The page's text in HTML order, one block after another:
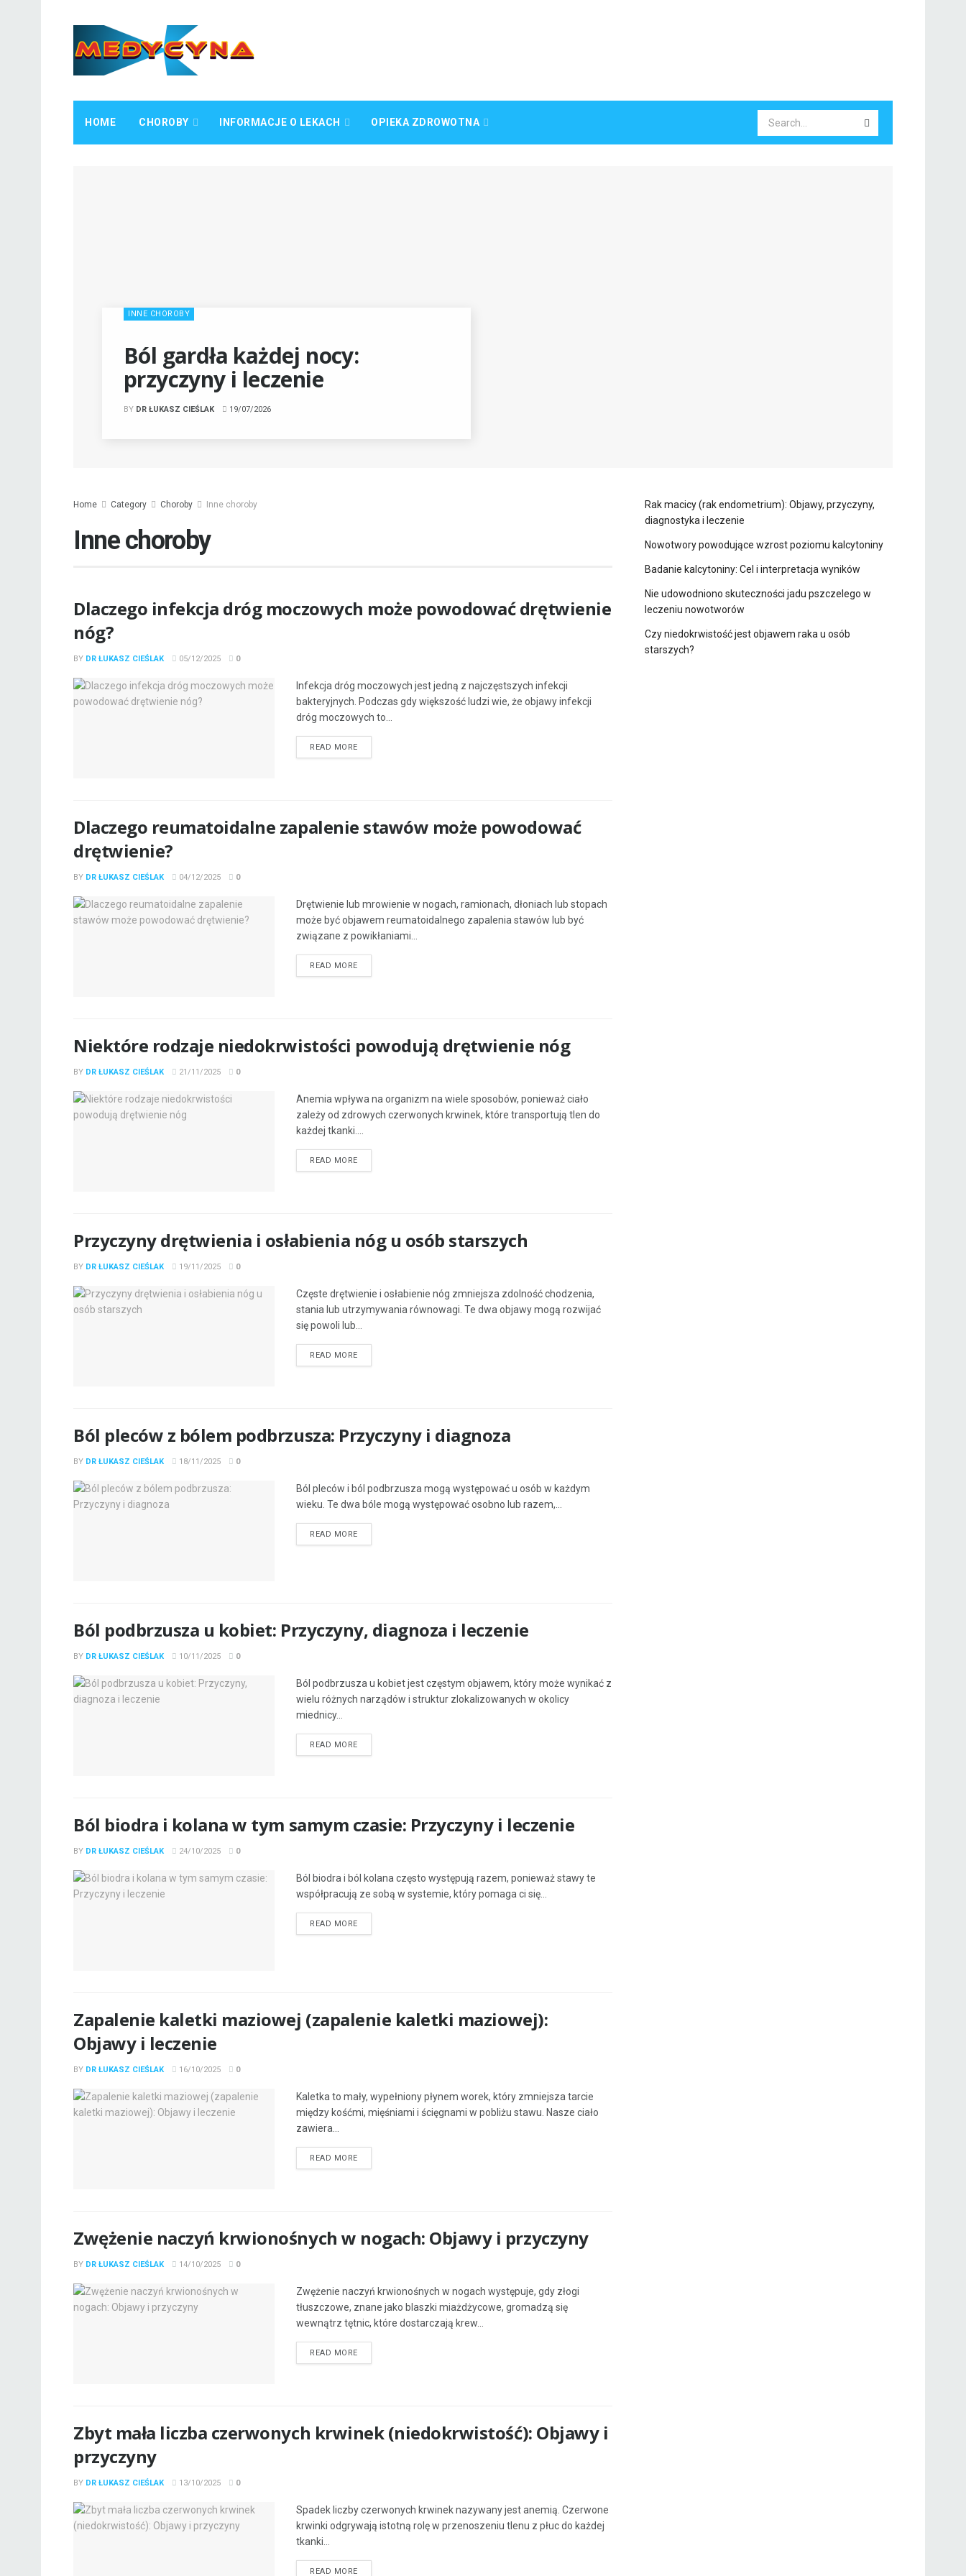
HOME CHOROBY INFORMACJE O LEKACH OPIEKA ZDROWOTNA
INNE CHOROBY
Ból gardła każdej nocy:
przyczyny i leczenie
BY DR ŁUKASZ CIEŚLAK 19/07/2026
Home Category Choroby Inne choroby
Inne choroby
Dlaczego infekcja dróg moczowych może powodować drętwienie
nóg?
BY DR ŁUKASZ CIEŚLAK 05/12/2025 0
Infekcja dróg moczowych jest jedną z najczęstszych infekcji
bakteryjnych. Podczas gdy większość ludzi wie, że objawy infekcji
dróg moczowych to...
READ MORE
Dlaczego reumatoidalne zapalenie stawów może powodować
drętwienie?
BY DR ŁUKASZ CIEŚLAK 04/12/2025 0
Drętwienie lub mrowienie w nogach, ramionach, dłoniach lub stopach
może być objawem reumatoidalnego zapalenia stawów lub być
związane z powikłaniami...
READ MORE
Niektóre rodzaje niedokrwistości powodują drętwienie nóg
BY DR ŁUKASZ CIEŚLAK 21/11/2025 0
Anemia wpływa na organizm na wiele sposobów, ponieważ ciało
zależy od zdrowych czerwonych krwinek, które transportują tlen do
każdej tkanki....
READ MORE
Przyczyny drętwienia i osłabienia nóg u osób starszych
BY DR ŁUKASZ CIEŚLAK 19/11/2025 0
Częste drętwienie i osłabienie nóg zmniejsza zdolność chodzenia,
stania lub utrzymywania równowagi. Te dwa objawy mogą rozwijać
się powoli lub...
READ MORE
Ból pleców z bólem podbrzusza: Przyczyny i diagnoza
BY DR ŁUKASZ CIEŚLAK 18/11/2025 0
Ból pleców i ból podbrzusza mogą występować u osób w każdym
wieku. Te dwa bóle mogą występować osobno lub razem,...
READ MORE
Ból podbrzusza u kobiet: Przyczyny, diagnoza i leczenie
BY DR ŁUKASZ CIEŚLAK 10/11/2025 0
Ból podbrzusza u kobiet jest częstym objawem, który może wynikać z
wielu różnych narządów i struktur zlokalizowanych w okolicy
miednicy...
READ MORE
Ból biodra i kolana w tym samym czasie: Przyczyny i leczenie
BY DR ŁUKASZ CIEŚLAK 24/10/2025 0
Ból biodra i ból kolana często występują razem, ponieważ stawy te
współpracują ze sobą w systemie, który pomaga ci się...
READ MORE
Zapalenie kaletki maziowej (zapalenie kaletki maziowej):
Objawy i leczenie
BY DR ŁUKASZ CIEŚLAK 16/10/2025 0
Kaletka to mały, wypełniony płynem worek, który zmniejsza tarcie
między kośćmi, mięśniami i ścięgnami w pobliżu stawu. Nasze ciało
zawiera...
READ MORE
Zwężenie naczyń krwionośnych w nogach: Objawy i przyczyny
BY DR ŁUKASZ CIEŚLAK 14/10/2025 0
Zwężenie naczyń krwionośnych w nogach występuje, gdy złogi
tłuszczowe, znane jako blaszki miażdżycowe, gromadzą się
wewnątrz tętnic, które dostarczają krew...
READ MORE
Zbyt mała liczba czerwonych krwinek (niedokrwistość): Objawy i
przyczyny
BY DR ŁUKASZ CIEŚLAK 13/10/2025 0
Spadek liczby czerwonych krwinek nazywany jest anemią. Czerwone
krwinki odgrywają istotną rolę w przenoszeniu tlenu z płuc do każdej
tkanki...
READ MORE
Rak macicy (rak endometrium): Objawy, przyczyny,
diagnostyka i leczenie
Nowotwory powodujące wzrost poziomu kalcytoniny
Badanie kalcytoniny: Cel i interpretacja wyników
Nie udowodniono skuteczności jadu pszczelego w
leczeniu nowotworów
Czy niedokrwistość jest objawem raka u osób
starszych?